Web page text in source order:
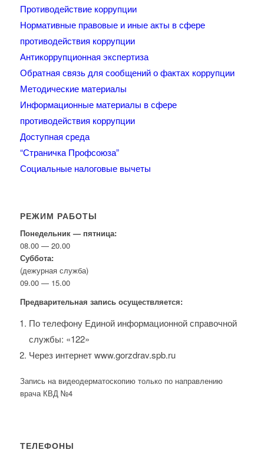
Противодействие коррупции
Нормативные правовые и иные акты в сфере
противодействия коррупции
Антикоррупционная экспертиза
Обратная связь для сообщений о фактах коррупции
Методические материалы
Информационные материалы в сфере
противодействия коррупции
Доступная среда
“Страничка Профсоюза”
Социальные налоговые вычеты
РЕЖИМ РАБОТЫ
Понедельник — пятница:
08.00 — 20.00
Суббота:
(дежурная служба)
09.00 — 15.00
Предварительная запись осуществляется:
По телефону Единой информационной справочной
службы: «122»
Через интернет www.gorzdrav.spb.ru
Запись на видеодерматоскопию только по направлению
врача КВД №4
ТЕЛЕФОНЫ